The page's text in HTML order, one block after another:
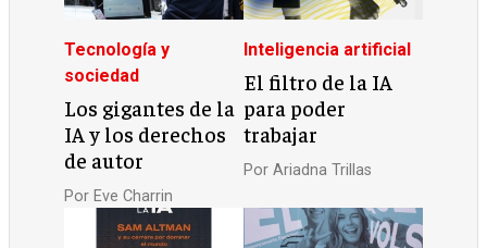
Tecnología y
sociedad
Los gigantes de la
IA y los derechos
de autor
Por Eve Charrin
Inteligencia artificial
El filtro de la IA
para poder
trabajar
Por Ariadna Trillas